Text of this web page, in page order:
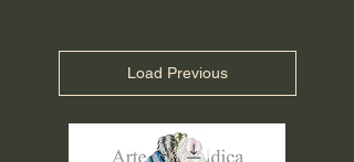
Load Previous